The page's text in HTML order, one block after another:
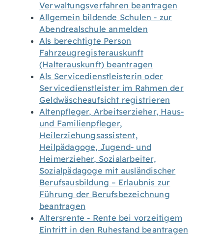
Verwaltungsverfahren beantragen
Allgemein bildende Schulen - zur
Abendrealschule anmelden
Als berechtigte Person
Fahrzeugregisterauskunft
(Halterauskunft) beantragen
Als Servicedienstleisterin oder
Servicedienstleister im Rahmen der
Geldwäscheaufsicht registrieren
Altenpfleger, Arbeitserzieher, Haus-
und Familienpfleger,
Heilerziehungsassistent,
Heilpädagoge, Jugend- und
Heimerzieher, Sozialarbeiter,
Sozialpädagoge mit ausländischer
Berufsausbildung – Erlaubnis zur
Führung der Berufsbezeichnung
beantragen
Altersrente - Rente bei vorzeitigem
Eintritt in den Ruhestand beantragen